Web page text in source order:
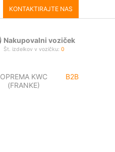
KONTAKTIRAJTE NAS
Nakupovalni voziček
Št. izdelkov v vozičku: 0
OPREMA KWC
(FRANKE)
B2B